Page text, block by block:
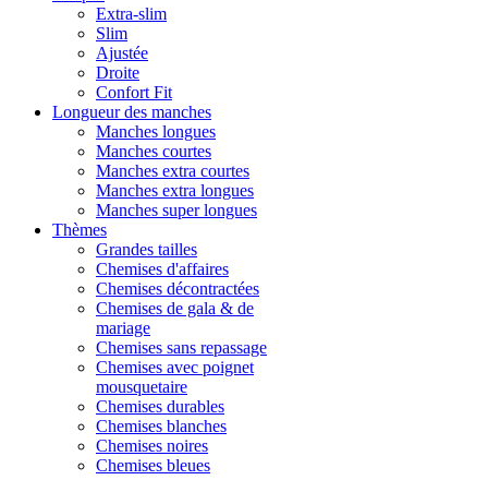
Extra-slim
Slim
Ajustée
Droite
Confort Fit
Longueur des manches
Manches longues
Manches courtes
Manches extra courtes
Manches extra longues
Manches super longues
Thèmes
Grandes tailles
Chemises d'affaires
Chemises décontractées
Chemises de gala & de
mariage
Chemises sans repassage
Chemises avec poignet
mousquetaire
Chemises durables
Chemises blanches
Chemises noires
Chemises bleues